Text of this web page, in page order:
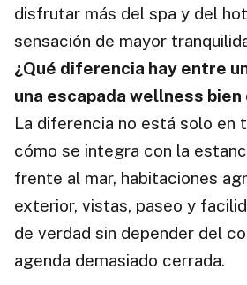
disfrutar más del spa y del
sensación de mayor
¿Qué diferencia hay entre
una escapada wellness bien
La diferencia no está solo en
cómo se integra con la
frente al mar, habitaciones
exterior, vistas, paseo y
de verdad sin depender del
agenda demasiado cerrada.